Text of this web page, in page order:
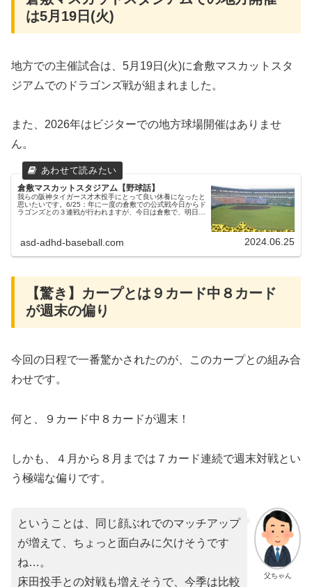
は5月19日(火)
地方での主催試合は、5月19日(火)に倉敷マスカットスタ
ジアムでのドラゴンズ戦が組まれました。
また、2026年はビジターでの地方球場開催はありませ
ん。
倉敷マスカットスタジアム【野球話】
我らの阪神タイガース才木投手にとって良い休養になったと
思いたいです。6/25：年に一度の倉敷での公式戦今日からド
ラゴンズとの３連戦が行われますが、今日は倉敷で、明日明
asd-adhd-baseball.com 2024.06.25
【驚き】カープとは９カード中８カード
が週末の偏り
今回の日程で一番驚かされたのが、このカープとの組み合
わせです。
何と、９カード中８カードが週末！
しかも、４月から８月までは７カード連続で週末対戦とい
う極端な偏りです。
父ちゃん
ということは、同じ顔ぶれでのマッチアップ
が増えて、ちょっと面白みに欠けそうです
ね…。
床田投手との対戦も増えそうで、今季は比較